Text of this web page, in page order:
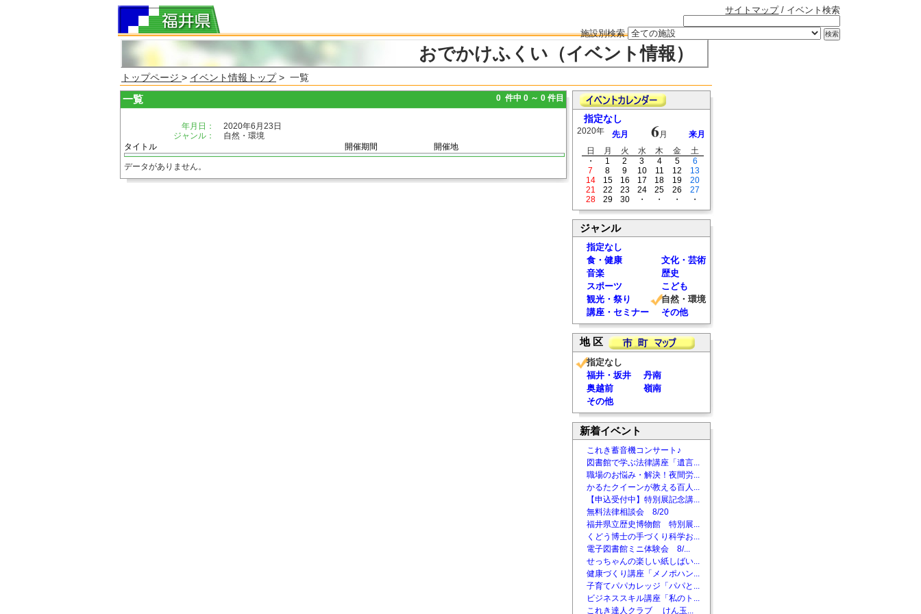
サイトマップ/ イベント検索
施設別検索
おでかけふくい（イベント情報）
トップページ > イベント情報トップ> 一覧
一覧 0 件中 0 ～ 0 件目
年月日：
2020年6月23日
ジャンル：
自然・環境
タイトル
開催期間 開催地
データがありません。
指定なし
2020年 先月 6月
来月
日
月 火 水 木 金
土
・
1 2 3 4 5
6
7
8 9 10 11 12
13
14
15 16 17 18 19
20
21
22 23 24 25 26
27
28
29 30 ・ ・ ・ ・
ジャンル
指定なし
食・健康
文化・芸術
音楽
歴史
スポーツ
こども
観光・祭り
自然・環境
講座・セミナー
その他
地 区
指定なし
福井・坂井
丹南
奥越前
嶺南
その他
新着イベント
これき蓄音機コンサート♪
図書館で学ぶ法律講座「遺言...
職場のお悩み・解決！夜間労...
かるたクイーンが教える百人...
【申込受付中】特別展記念講...
無料法律相談会 8/20
福井県立歴史博物館 特別展...
くどう博士の手づくり科学お...
電子図書館ミニ体験会 8/...
せっちゃんの楽しい紙しばい...
健康づくり講座「メノポハン...
子育てパパカレッジ「パパと...
ビジネススキル講座「私のト...
これき達人クラブ けん玉...